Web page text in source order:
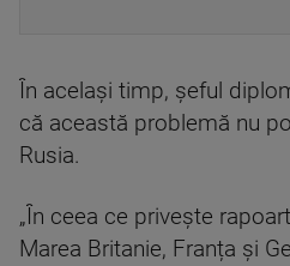
În același timp, șeful
că această problemă nu
Rusia.
„În ceea ce privește
Marea Britanie, Franța și